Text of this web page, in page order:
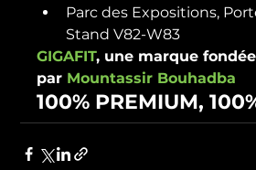
Parc des Expositions,
Stand V82-W83
GIGAFIT, une marque fondée
par Mountassir Bouhadba
100% PREMIUM,